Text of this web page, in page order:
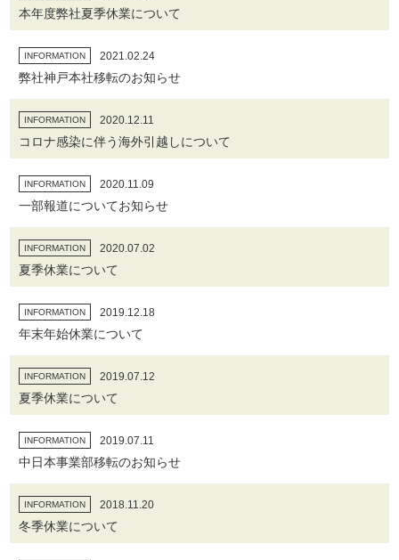
本年度弊社夏季休業について
INFORMATION 2021.02.24
弊社神戸本社移転のお知らせ
INFORMATION 2020.12.11
コロナ感染に伴う海外引越しについて
INFORMATION 2020.11.09
一部報道についてお知らせ
INFORMATION 2020.07.02
夏季休業について
INFORMATION 2019.12.18
年末年始休業について
INFORMATION 2019.07.12
夏季休業について
INFORMATION 2019.07.11
中日本事業部移転のお知らせ
INFORMATION 2018.11.20
冬季休業について